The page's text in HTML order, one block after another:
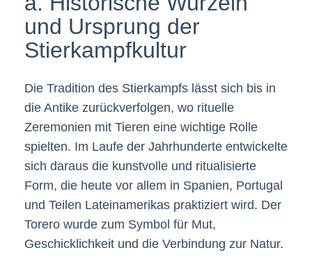
und Ursprung der
Stierkampfkultur
Die Tradition des Stierkampfs lässt sich bis in
die Antike zurückverfolgen, wo rituelle
Zeremonien mit Tieren eine wichtige Rolle
spielten. Im Laufe der Jahrhunderte entwickelte
sich daraus die kunstvolle und ritualisierte
Form, die heute vor allem in Spanien, Portugal
und Teilen Lateinamerikas praktiziert wird. Der
Torero wurde zum Symbol für Mut,
Geschicklichkeit und die Verbindung zur Natur.